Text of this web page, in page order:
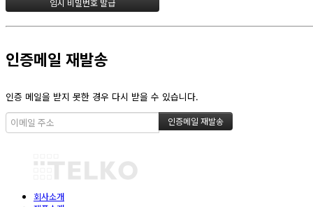
인증메일 재발송
인증 메일을 받지 못한 경우 다시 받을 수 있습니다.
회사소개